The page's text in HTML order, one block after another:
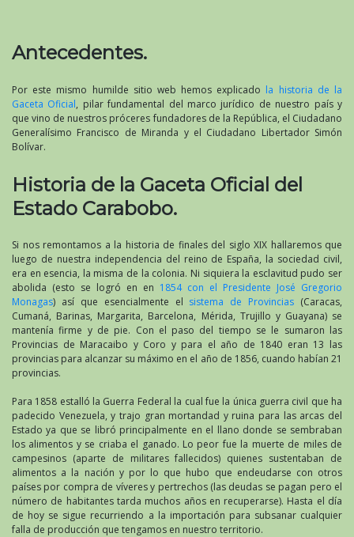
Antecedentes.
Por este mismo humilde sitio web hemos explicado la historia de la
Gaceta Oficial, pilar fundamental del marco jurídico de nuestro país y
que vino de nuestros próceres fundadores de la República, el Ciudadano
Generalísimo Francisco de Miranda y el Ciudadano Libertador Simón
Bolívar.
Historia de la Gaceta Oficial del
Estado Carabobo.
Si nos remontamos a la historia de finales del siglo XIX hallaremos que
luego de nuestra independencia del reino de España, la sociedad civil,
era en esencia, la misma de la colonia. Ni siquiera la esclavitud pudo ser
abolida (esto se logró en en 1854 con el Presidente José Gregorio
Monagas) así que esencialmente el sistema de Provincias (Caracas,
Cumaná, Barinas, Margarita, Barcelona, Mérida, Trujillo y Guayana) se
mantenía firme y de pie. Con el paso del tiempo se le sumaron las
Provincias de Maracaibo y Coro y para el año de 1840 eran 13 las
provincias para alcanzar su máximo en el año de 1856, cuando habían 21
provincias.
Para 1858 estalló la Guerra Federal la cual fue la única guerra civil que ha
padecido Venezuela, y trajo gran mortandad y ruina para las arcas del
Estado ya que se libró principalmente en el llano donde se sembraban
los alimentos y se criaba el ganado. Lo peor fue la muerte de miles de
campesinos (aparte de militares fallecidos) quienes sustentaban de
alimentos a la nación y por lo que hubo que endeudarse con otros
países por compra de víveres y pertrechos (las deudas se pagan pero el
número de habitantes tarda muchos años en recuperarse). Hasta el día
de hoy se sigue recurriendo a la importación para subsanar cualquier
falla de producción que tengamos en nuestro territorio.